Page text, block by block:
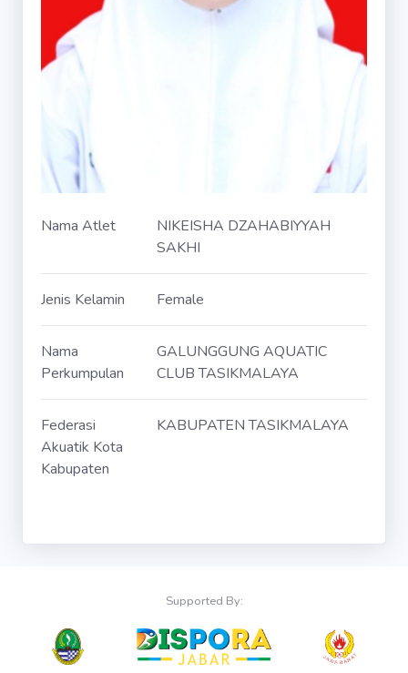
Nama Atlet
NIKEISHA DZAHABIYYAH
SAKHI
Jenis Kelamin Female
Nama
Perkumpulan
GALUNGGUNG AQUATIC
CLUB TASIKMALAYA
Federasi
Akuatik Kota
Kabupaten
KABUPATEN TASIKMALAYA
Supported By: